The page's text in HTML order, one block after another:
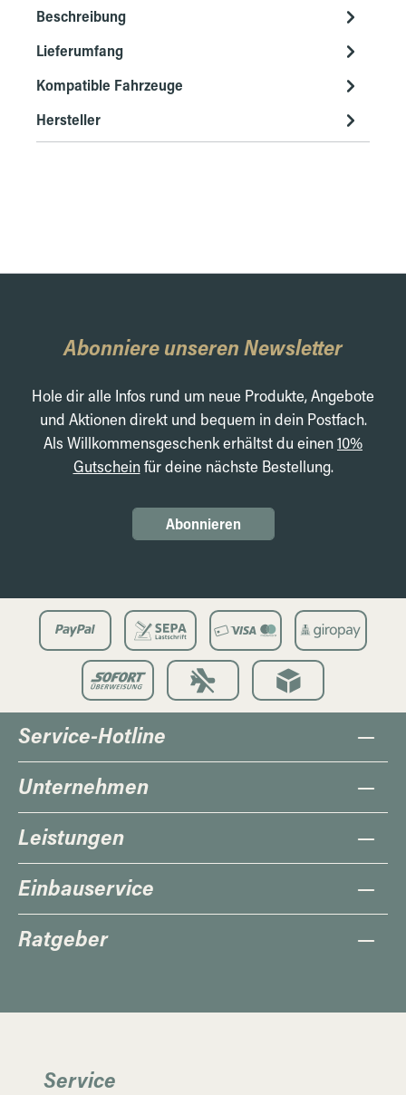
Beschreibung
Lieferumfang
Kompatible Fahrzeuge
Hersteller
Abonniere unseren Newsletter
Hole dir alle Infos rund um neue Produkte, Angebote
und Aktionen direkt und bequem in dein Postfach.
Als Willkommensgeschenk erhältst du einen10%
Gutscheinfür deine nächste Bestellung.
Abonnieren
Service-Hotline
Unternehmen
Leistungen
Einbauservice
Ratgeber
Service